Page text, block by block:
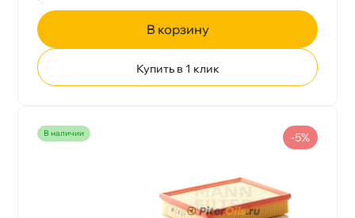
корзину
Купить в 1 клик
наличии -5%